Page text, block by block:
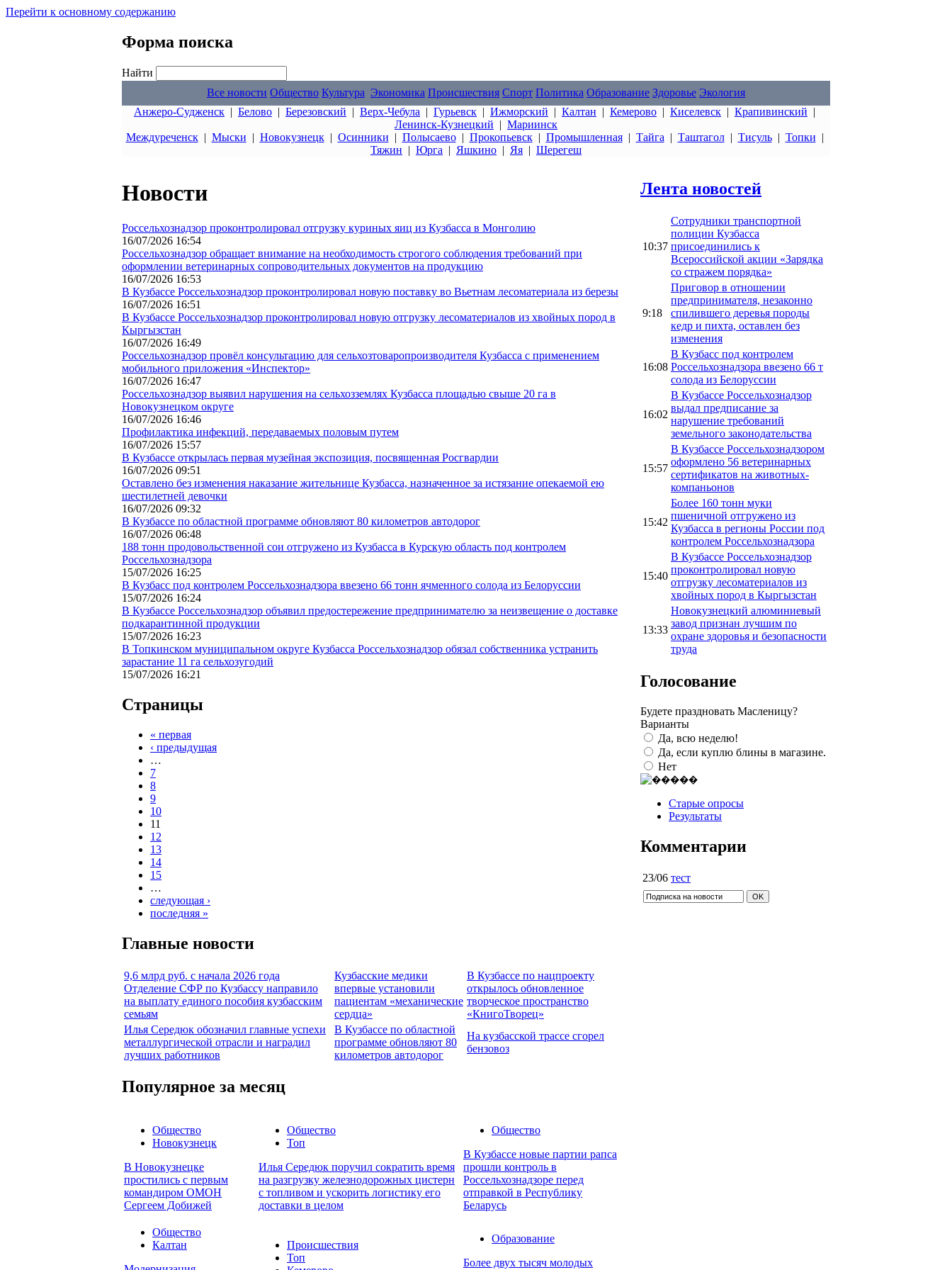
Перейти к основному содержанию
Форма поиска
Найти
Все новости Общество Культура Экономика Происшествия Спорт Политика Образование Здоровье Экология
Анжеро-Судженск | Белово | Березовский | Верх-Чебула | Гурьевск | Ижморский | Калтан | Кемерово | Киселевск | Крапивинский |
Ленинск-Кузнецкий | Мариинск
Междуреченск| Мыски | Новокузнецк| Осинники | Полысаево| Прокопьевск| Промышленная| Тайга | Таштагол| Тисуль| Топки |
Тяжин | Юрга | Яшкино | Яя | Шерегеш
Новости
Россельхознадзор проконтролировал отгрузку куриных яиц из Кузбасса в Монголию
16/07/2026 16:54
Россельхознадзор обращает внимание на необходимость строгого соблюдения требований при
оформлении ветеринарных сопроводительных документов на продукцию
16/07/2026 16:53
В Кузбассе Россельхознадзор проконтролировал новую поставку во Вьетнам лесоматериала из березы
16/07/2026 16:51
В Кузбассе Россельхознадзор проконтролировал новую отгрузку лесоматериалов из хвойных пород в
Кыргызстан
16/07/2026 16:49
Россельхознадзор провёл консультацию для сельхозтоваропроизводителя Кузбасса с применением
мобильного приложения «Инспектор»
16/07/2026 16:47
Россельхознадзор выявил нарушения на сельхозземлях Кузбасса площадью свыше 20 га в
Новокузнецком округе
16/07/2026 16:46
Профилактика инфекций, передаваемых половым путем
16/07/2026 15:57
В Кузбассе открылась первая музейная экспозиция, посвященная Росгвардии
16/07/2026 09:51
Оставлено без изменения наказание жительнице Кузбасса, назначенное за истязание опекаемой ею
шестилетней девочки
16/07/2026 09:32
В Кузбассе по областной программе обновляют 80 километров автодорог
16/07/2026 06:48
188 тонн продовольственной сои отгружено из Кузбасса в Курскую область под контролем
Россельхознадзора
15/07/2026 16:25
В Кузбасс под контролем Россельхознадзора ввезено 66 тонн ячменного солода из Белоруссии
15/07/2026 16:24
В Кузбассе Россельхознадзор объявил предостережение предпринимателю за неизвещение о доставке
подкарантинной продукции
15/07/2026 16:23
В Топкинском муниципальном округе Кузбасса Россельхознадзор обязал собственника устранить
зарастание 11 га сельхозугодий
15/07/2026 16:21
Страницы
« первая
‹ предыдущая
…
7
8
9
10
11
12
13
14
15
…
следующая ›
последняя »
Главные новости
9,6 млрд руб. с начала 2026 года
Отделение СФР по Кузбассу направило
на выплату единого пособия кузбасским
семьям
Кузбасские медики
впервые установили
пациентам «механические
сердца»
В Кузбассе по нацпроекту
открылось обновленное
творческое пространство
«КнигоТворец»
Илья Середюк обозначил главные успехи
металлургической отрасли и наградил
лучших работников
В Кузбассе по областной
программе обновляют 80
километров автодорог
На кузбасской трассе сгорел
бензовоз
Популярное за месяц
Общество
Новокузнецк
В Новокузнецке
простились с первым
командиром ОМОН
Сергеем Добижей
Общество
Топ
Илья Середюк поручил сократить время
на разгрузку железнодорожных цистерн
с топливом и ускорить логистику его
доставки в целом
Общество
В Кузбассе новые партии рапса
прошли контроль в
Россельхознадзоре перед
отправкой в Республику
Беларусь
Общество
Калтан
Происшествия
Топ
Образование
Более двух тысяч молодых
Лента новостей
10:37
Сотрудники транспортной
полиции Кузбасса
присоединились к
Всероссийской акции «Зарядка
со стражем порядка»
9:18
Приговор в отношении
предпринимателя, незаконно
спилившего деревья породы
кедр и пихта, оставлен без
изменения
16:08
В Кузбасс под контролем
Россельхознадзора ввезено 66 т
солода из Белоруссии
16:02
В Кузбассе Россельхознадзор
выдал предписание за
нарушение требований
земельного законодательства
15:57
В Кузбассе Россельхознадзором
оформлено 56 ветеринарных
сертификатов на животных-
компаньонов
15:42
Более 160 тонн муки
пшеничной отгружено из
Кузбасса в регионы России под
контролем Россельхознадзора
15:40
В Кузбассе Россельхознадзор
проконтролировал новую
отгрузку лесоматериалов из
хвойных пород в Кыргызстан
13:33
Новокузнецкий алюминиевый
завод признан лучшим по
охране здоровья и безопасности
труда
Голосование
Будете праздновать Масленицу?
Варианты
Да, всю неделю!
Да, если куплю блины в магазине.
Нет
Старые опросы
Результаты
Комментарии
23/06 тест